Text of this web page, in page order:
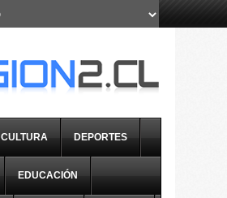
CULTURA DEPORTES
EDUCACIÓN